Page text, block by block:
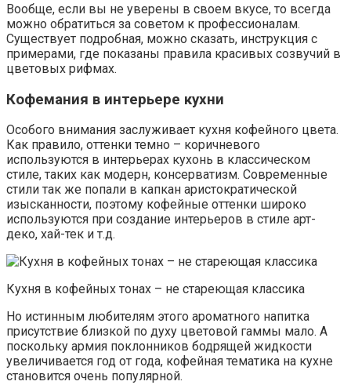
Вообще, если вы не уверены в своем вкусе, то всегда
можно обратиться за советом к профессионалам.
Существует подробная, можно сказать, инструкция с
примерами, где показаны правила красивых созвучий в
цветовых рифмах.
Кофемания в интерьере кухни
Особого внимания заслуживает кухня кофейного цвета.
Как правило, оттенки темно – коричневого
используются в интерьерах кухонь в классическом
стиле, таких как модерн, консерватизм. Современные
стили так же попали в капкан аристократической
изысканности, поэтому кофейные оттенки широко
используются при создание интерьеров в стиле арт-
деко, хай-тек и т.д.
Кухня в кофейных тонах – не стареющая классика
Но истинным любителям этого ароматного напитка
присутствие близкой по духу цветовой гаммы мало. А
поскольку армия поклонников бодрящей жидкости
увеличивается год от года, кофейная тематика на кухне
становится очень популярной.